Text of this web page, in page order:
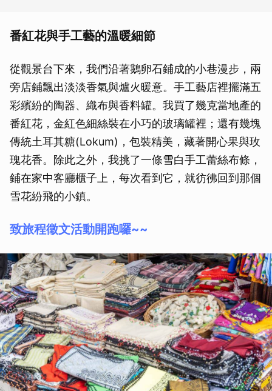
番紅花與手工藝的溫暖細節
從觀景台下來，我們沿著鵝卵石鋪成的小巷漫步，兩
旁店鋪飄出淡淡香氣與爐火暖意。手工藝店裡擺滿五
彩繽紛的陶器、織布與香料罐。我買了幾克當地產的
番紅花，金紅色細絲裝在小巧的玻璃罐裡；還有幾塊
傳統土耳其糖(Lokum)，包裝精美，藏著開心果與玫
瑰花香。除此之外，我挑了一條雪白手工蕾絲布條，
鋪在家中客廳櫃子上，每次看到它，就彷彿回到那個
雪花紛飛的小鎮。
致旅程徵文活動開跑囉~~